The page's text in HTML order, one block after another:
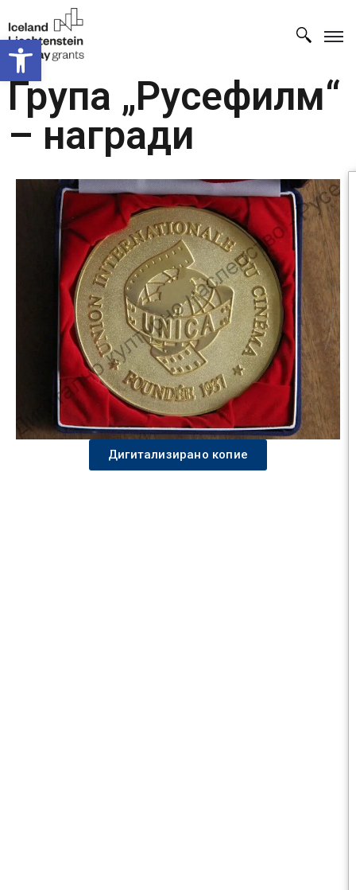
Open toolbar
Група „Русефилм“
– награди
Дигитализирано копие